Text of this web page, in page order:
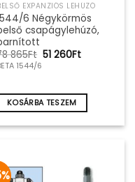
EXPANZIÓS LEHÚZÓ
6 Négykörmös
csapágylehúzó,
865Ft Original
865Ft.
51 260FtCurrent
260Ft.
1544/6
KOSÁRBA TESZEM